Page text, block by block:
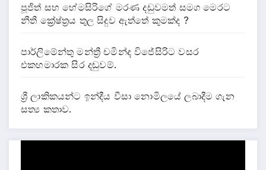
පූජිත් සහ හේමසිරිගේ මරණ දඩුවමත් සමග මෙරට
නීතී ක්‍රේෂ්ත්‍රය තුල සිදුව ඇත්තේ කුමක්ද ?
පාර්ලිමේන්තු මන්ත්‍රී චමින්ද විජේසිරිට වසර
එකහමාරක සිර දඬුවම්.
ශ්‍රී ලාකිකයන්ට ඉන්දීය වීසා නොමිලයේ ලබාදීම ගැන
සත්‍ය කතාව.